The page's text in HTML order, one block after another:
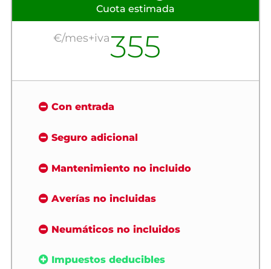
Cuota estimada
€/mes+iva355
Con entrada
Seguro adicional
Mantenimiento no incluido
Averías no incluidas
Neumáticos no incluidos
Impuestos deducibles